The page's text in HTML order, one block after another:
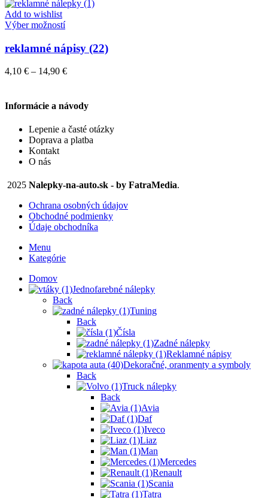
môžete
vybrať
na
stránke
produktu.
4,10 €
Add to wishlist
Výber možnostíTento
má
viacero
variantov.
vybrať
stránke
produktu.
reklamné nápisy (22)
4,10 € – 14,90 €Price
through
14,90 €
Informácie a návody
Lepenie a časté otázky
Doprava a platba
Kontakt
O nás
2025 Nalepky-na-auto.sk - by FatraMedia.
Ochrana osobných údajov
Obchodné podmienky
Údaje obchodníka
Menu
Kategórie
Domov
Jednofarebné nálepky
Back
Tuning
Back
Čísla
Zadné nálepky
Reklamné nápisy
Dekoračné, oranmenty a symboly
Back
Truck nálepky
Back
Avia
Daf
Iveco
Liaz
Man
Mercedes
Renault
Scania
Tatra